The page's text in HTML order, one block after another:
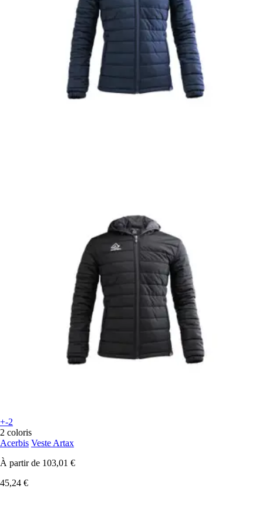
+-2
2 coloris
Acerbis Veste Artax
À partir de 103,01 €
45,24 €